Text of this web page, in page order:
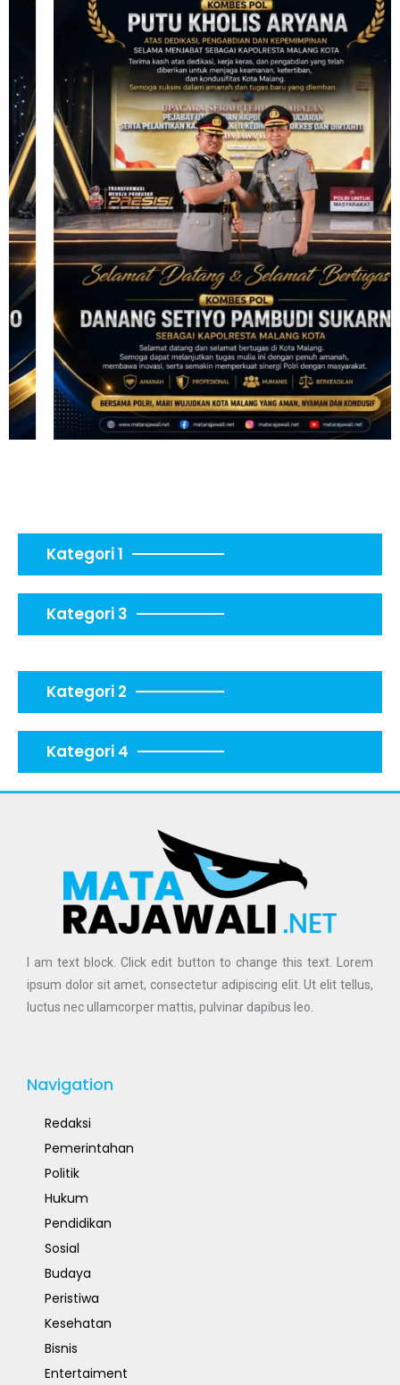
Kategori 1
Kategori 3
Kategori 2
Kategori 4
I am text block. Click edit button to change this text. Lorem
ipsum dolor sit amet, consectetur adipiscing elit. Ut elit tellus,
luctus nec ullamcorper mattis, pulvinar dapibus leo.
Navigation
Redaksi
Pemerintahan
Politik
Hukum
Pendidikan
Sosial
Budaya
Peristiwa
Kesehatan
Bisnis
Entertaiment